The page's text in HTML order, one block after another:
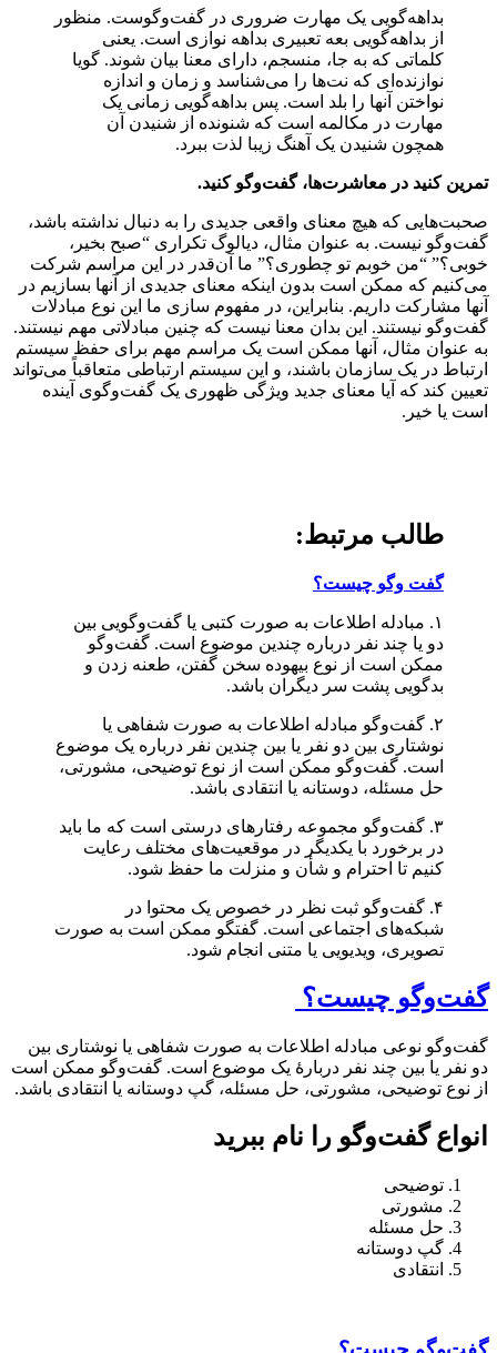
بداهه‌گویی یک مهارت ضروری در گفت‌و‌گوست. منظور
از بداهه‌گویی بعه تعبیری بداهه نوازی است. یعنی
کلماتی که به جا، منسجم، دارای معنا بیان شوند. گویا
نوازنده‌ای که نت‌ها را می‌شناسد و زمان و اندازه
نواختن آنها را بلد است. پس بداهه‌گویی زمانی یک
مهارت در مکالمه است که شنونده از شنیدن آن
همچون شنیدن یک آهنگ زیبا لذت ببرد.
تمرین کنید در معاشرت‌ها، گفت‌و‌گو کنید.
صحبت‌هایی که هیچ معنای واقعی جدیدی را به دنبال نداشته باشد،
گفت‌وگو نیست. به عنوان مثال، دیالوگ تکراری “صبح بخیر،
خوبی؟” “من خوبم تو چطوری؟” ما آن‌قدر در این مراسم شرکت
می‌کنیم که ممکن است بدون اینکه معنای جدیدی از آنها بسازیم در
آنها مشارکت داریم. بنابراین، در مفهوم سازی ما این نوع مبادلات
گفت‌وگو نیستند. این بدان معنا نیست که چنین مبادلاتی مهم نیستند.
به عنوان مثال، آنها ممکن است یک مراسم مهم برای حفظ سیستم
ارتباط در یک سازمان باشند، و این سیستم ارتباطی متعاقباً می‌تواند
تعیین کند که آیا معنای جدید ویژگی ظهوری یک گفت‌وگوی آینده
است یا خیر.
طالب مرتبط:
گفت وگو چیست؟
۱. مبادله اطلاعات به صورت کتبی یا گفت‌وگویی بین
دو یا چند نفر درباره چندین موضوع است. گفت‌وگو
ممکن است از نوع بیهوده سخن گفتن، طعنه زدن و
بدگویی پشت سر دیگران باشد.
۲. گفت‌و‌گو مبادله اطلاعات به صورت شفاهی یا
نوشتاری بین دو نفر یا بین چندین نفر درباره یک موضوع
است. گفت‌وگو ممکن است از نوع توضیحی، مشورتی،
حل مسئله، دوستانه یا انتقادی باشد.
۳. گفت‌وگو مجموعه رفتارهای درستی است که ما باید
در برخورد با یکدیگر در موقعیت‌های مختلف رعایت
کنیم تا احترام و شأن و منزلت ما حفظ شود.
۴. گفت‌و‌گو ثبت نظر در خصوص یک محتوا در
شبکه‌های اجتماعی است. گفتگو ممکن است به صورت
تصویری، ویدیویی یا متنی انجام شود.
گفت‌و‌گو چیست؟
گفت‌و‌گو نوعی مبادله اطلاعات به صورت شفاهی یا نوشتاری بین
دو نفر یا بین چند نفر دربارهٔ یک موضوع است. گفت‌و‌گو ممکن است
از نوع توضیحی، مشورتی، حل مسئله، گپ دوستانه یا انتقادی باشد.
انواع گفت‌و‌گو را نام ببرید
توضیحی
مشورتی
حل مسئله
گپ دوستانه
انتقادی